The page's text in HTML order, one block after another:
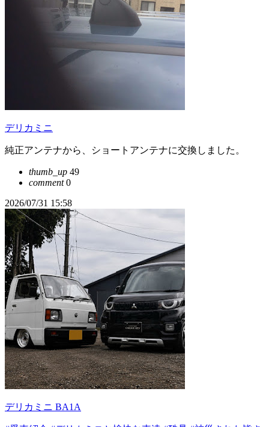
デリカミニ
純正アンテナから、ショートアンテナに交換しました。
thumb_up 49
comment0
2026/07/31 15:58
デリカミニ BA1A